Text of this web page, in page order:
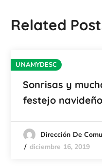
Related
UNAMYDESC
Sonrisas y
festejo navideño
Dirección De
diciembre 16, 2019